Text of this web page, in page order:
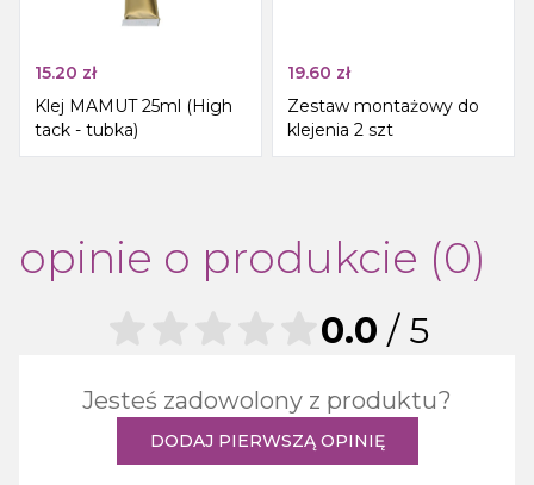
15.20 zł
Klej MAMUT 25ml (High
tack - tubka)
19.60 zł
Zestaw montażowy do
klejenia 2 szt
opinie o produkcie (0)
Jesteś zadowolony z produktu?
DODAJ PIERWSZĄ OPINIĘ
0.0 / 5